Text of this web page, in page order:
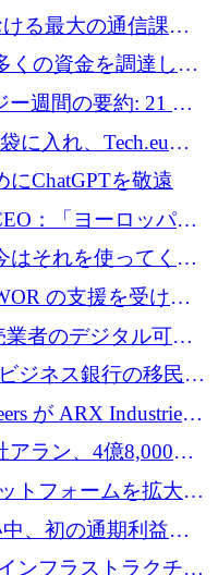
決したいと考えて
る最大の通信課題
16 万 2,000 ユーロを
くの資金を調達した
ー週間の要約: 21 億
Explorer
に入れ、Tech.eu
げ、そしてルクセン
ChatGPTを敬遠
：「ヨーロッパは
はそれを使ってくれ
の支援を受け、
間 AI プラットフォ
業者のデジタル可視
140 万ユーロを調達
ジネス銀行の移民主
のファンド獲得に
が ARX Industries
の生産を拡大
ラン、4億8,000万
で合意
トフォームを拡大す
、初の通期利益を
ンフラストラクチャ